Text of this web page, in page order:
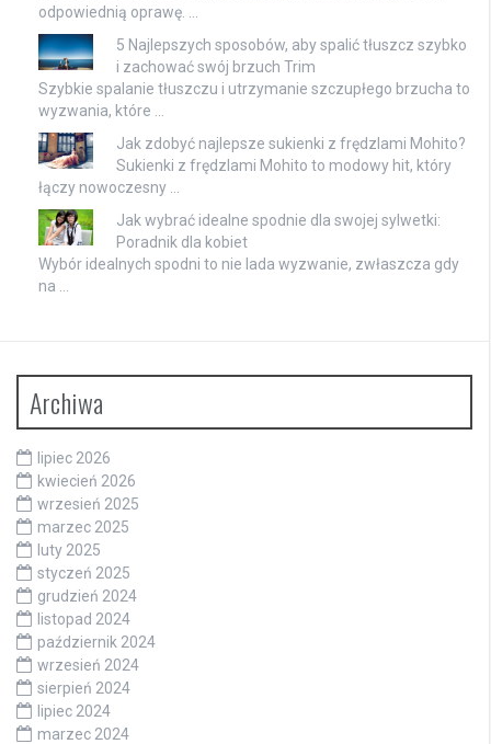
odpowiednią oprawę. …
5 Najlepszych sposobów, aby spalić tłuszcz szybko
i zachować swój brzuch Trim
Szybkie spalanie tłuszczu i utrzymanie szczupłego brzucha to
wyzwania, które …
Jak zdobyć najlepsze sukienki z frędzlami Mohito?
Sukienki z frędzlami Mohito to modowy hit, który
łączy nowoczesny …
Jak wybrać idealne spodnie dla swojej sylwetki:
Poradnik dla kobiet
Wybór idealnych spodni to nie lada wyzwanie, zwłaszcza gdy
na …
Archiwa
lipiec 2026
kwiecień 2026
wrzesień 2025
marzec 2025
luty 2025
styczeń 2025
grudzień 2024
listopad 2024
październik 2024
wrzesień 2024
sierpień 2024
lipiec 2024
marzec 2024